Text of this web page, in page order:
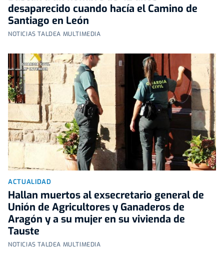
desaparecido cuando hacía el Camino de
Santiago en León
NOTICIAS TALDEA MULTIMEDIA
ACTUALIDAD
Hallan muertos al exsecretario general de
Unión de Agricultores y Ganaderos de
Aragón y a su mujer en su vivienda de
Tauste
NOTICIAS TALDEA MULTIMEDIA